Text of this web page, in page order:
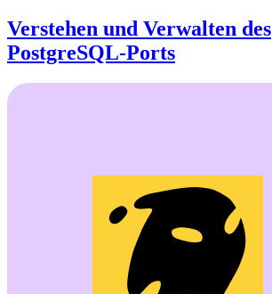
Verstehen und Verwalten des
PostgreSQL-Ports